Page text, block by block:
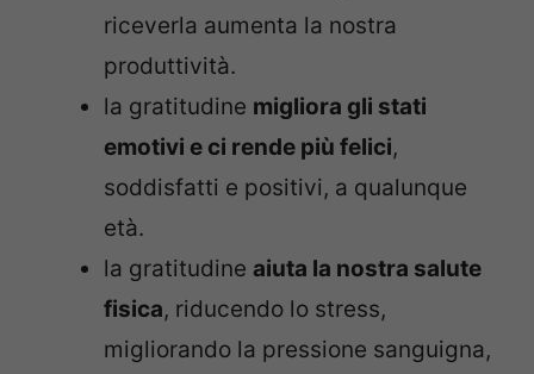
riceverla aumenta la nostra
produttività.
la gratitudine migliora gli stati
emotivi e ci rende più felici,
soddisfatti e positivi, a qualunque
età.
la gratitudine aiuta la nostra salute
fisica, riducendo lo stress,
migliorando la pressione sanguigna,